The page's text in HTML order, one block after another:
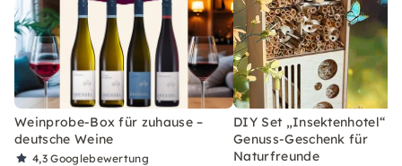
Weinprobe-Box für zuhause –
deutsche Weine
4,3Googlebewertung
DIY Set „Insektenhotel“ –
Genuss-Geschenk für
Naturfreunde